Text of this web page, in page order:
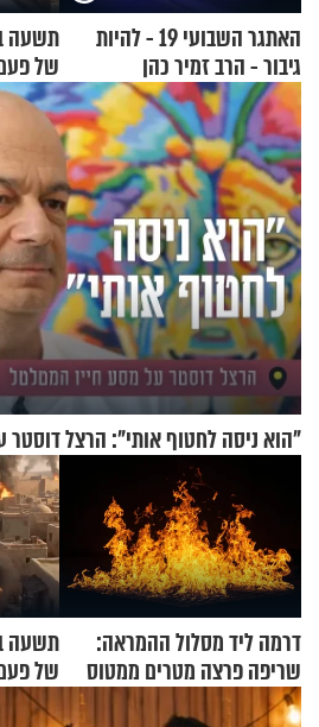
האתגר השבועי 19 - להיות
גיבור - הרב זמיר כהן
תשעה
של
"הוא ניסה לחטוף אותי": הרצל
דרמה ליד מסלול ההמראה:
שריפה פרצה מטרים ממטוס
מלא בנוסעים
תשעה
של